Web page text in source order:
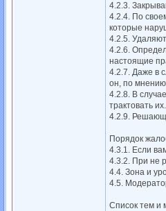
4.2.3.
4.2.4. По
которые
4.2.5.
4.2.6.
настоящие
4.2.7. Даже в
он, по
4.2.8. В
трактовать их.
4.2.9.
Порядок
4.3.1. Если
4.3.2. При не
4.4. Зона и
4.5.
Список тем и